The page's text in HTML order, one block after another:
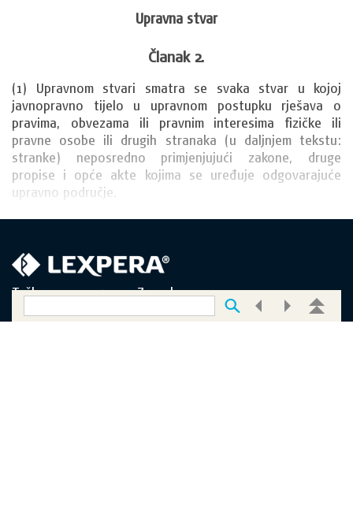
Upravna stvar
Članak 2.
(1) Upravnom stvari smatra se svaka stvar u kojoj
javnopravno tijelo u upravnom postupku rješava o
pravima, obvezama ili pravnim interesima fizičke ili
pravne osobe ili drugih stranaka (u daljnjem tekstu:
stranke) neposredno primjenjujući zakone, druge
propise i opće akte kojima se uređuje odgovarajuće
upravno područje.
Tuškanova 37, 10000 Zagreb